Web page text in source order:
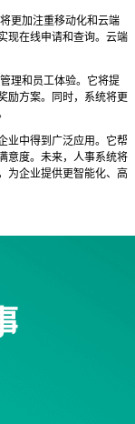
更加注重移动化和云端
现在线申请和查询。云端
理和员工体验。它将提
励方案。同时，系统将更
业中得到广泛应用。它帮
意度。未来，人事系统将
为企业提供更智能化、高